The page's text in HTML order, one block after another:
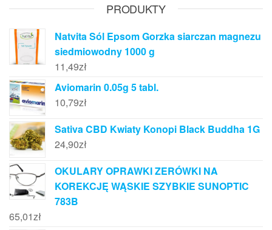
PRODUKTY
Natvita Sól Epsom Gorzka siarczan magnezu
siedmiowodny 1000 g
11,49zł
Aviomarin 0.05g 5 tabl.
10,79zł
Sativa CBD Kwiaty Konopi Black Buddha 1G
24,90zł
OKULARY OPRAWKI ZERÓWKI NA
KOREKCJĘ WĄSKIE SZYBKIE SUNOPTIC
783B
65,01zł